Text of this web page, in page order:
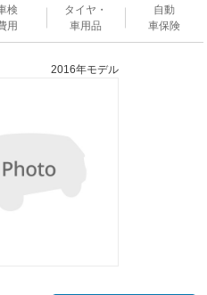
検
用
タイヤ・
車用品
自動
車保険
2016年モデル